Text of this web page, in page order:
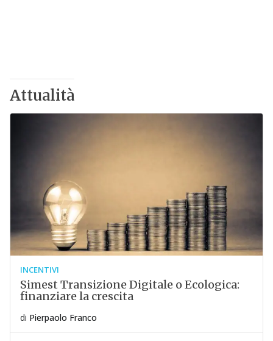
Attualità
INCENTIVI
Simest Transizione Digitale o Ecologica:
finanziare la crescita
di Pierpaolo Franco